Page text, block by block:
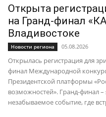
Открыта
на Гранд-финал
Владивостоке
Новости региона 05.08.2026
Открылась регистрация для
финал Международной
Президентской платформы
возможностей». Гранд-финал –
незабываемое событие, где